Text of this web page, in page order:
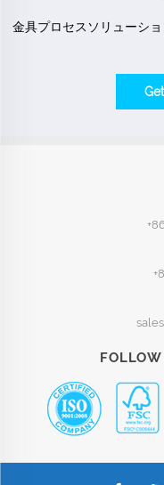
金具プロセスソリューシ